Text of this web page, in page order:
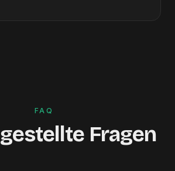
FAQ
Fragen